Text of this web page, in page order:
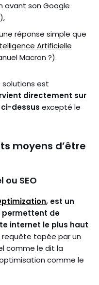
avant son Google
réponse simple que
Artificielle
Macron ?).
est
directement sur
dessus excepté le
moyens d’être
ou SEO
, est un
permettent de
internet le plus haut
requête tapée par un
comme le dit la
comme le